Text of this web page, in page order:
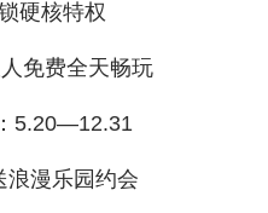
核特权
免费全天畅玩
漫乐园约会